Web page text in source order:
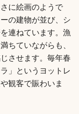
に絵画のようで
の建物が並び、シ
連ねています。漁
ちていながらも、
させます。毎年春
」というヨットレ
観客で賑わいま